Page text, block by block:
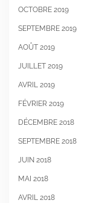
OCTOBRE 2019
SEPTEMBRE 2019
AOÛT 2019
JUILLET 2019
AVRIL 2019
FÉVRIER 2019
DÉCEMBRE 2018
SEPTEMBRE 2018
JUIN 2018
MAI 2018
AVRIL 2018